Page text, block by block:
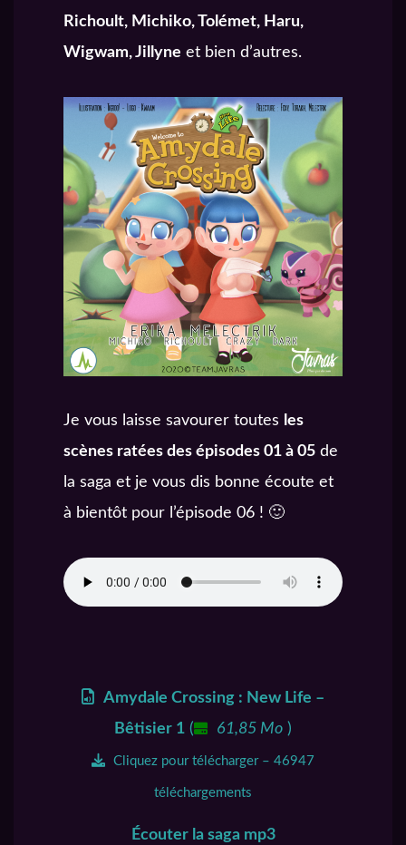
Richoult, Michiko, Tolémet, Haru,
Wigwam, Jillyne et bien d’autres.
Je vous laisse savourer toutes les
scènes ratées des épisodes 01 à 05 de
la saga et je vous dis bonne écoute et
à bientôt pour l’épisode 06 ! 🙂
Amydale Crossing : New Life –
Bêtisier 1 ( 61,85 Mo )
Cliquez pour télécharger – 46947
téléchargements
Écouter la saga mp3